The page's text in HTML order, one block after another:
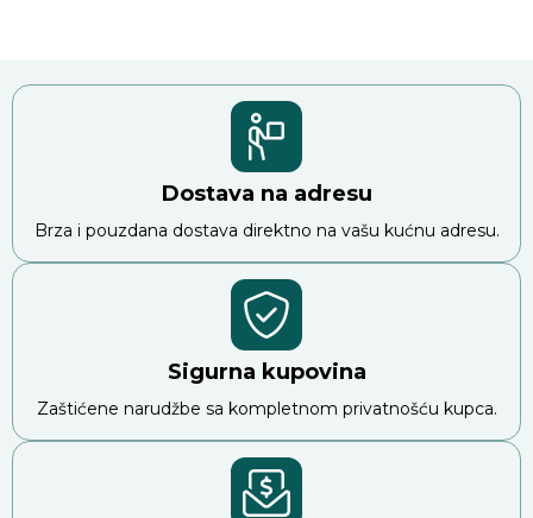
Dostava na adresu
Brza i pouzdana dostava direktno na vašu kućnu adresu.
Sigurna kupovina
Zaštićene narudžbe sa kompletnom privatnošću kupca.